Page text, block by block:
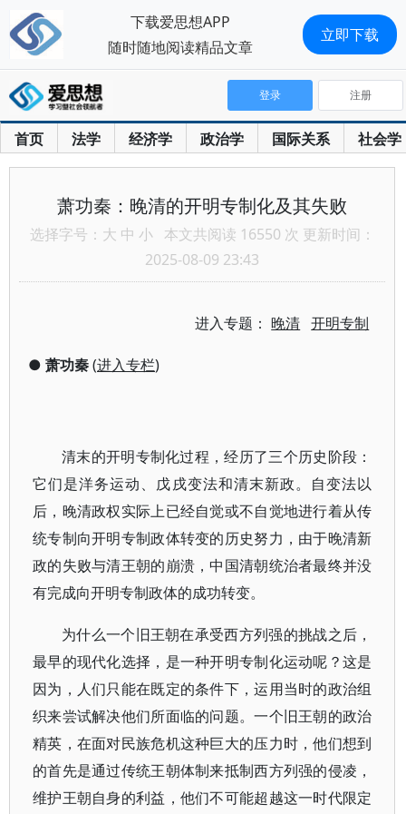
首页 法学 经济学 政治学 国际关系 社会学
登录 注册
萧功秦：晚清的开明专制化及其失败
选择字号： 大 中 小 本文共阅读 16550 次 更新时间：
2025-08-09 23:43
进入专题：晚清 开明专制
● 萧功秦(进入专栏)
清末的开明专制化过程，经历了三个历史阶段：
它们是洋务运动、戊戌变法和清末新政。自变法以
后，晚清政权实际上已经自觉或不自觉地进行着从传
统专制向开明专制政体转变的历史努力，由于晚清新
政的失败与清王朝的崩溃，中国清朝统治者最终并没
有完成向开明专制政体的成功转变。
为什么一个旧王朝在承受西方列强的挑战之后，
最早的现代化选择，是一种开明专制化运动呢？这是
因为，人们只能在既定的条件下，运用当时的政治组
织来尝试解决他们所面临的问题。一个旧王朝的政治
精英，在面对民族危机这种巨大的压力时，他们想到
的首先是通过传统王朝体制来抵制西方列强的侵凌，
维护王朝自身的利益，他们不可能超越这一时代限定
下载爱思想APP
随时随地阅读精品文章
立即下载